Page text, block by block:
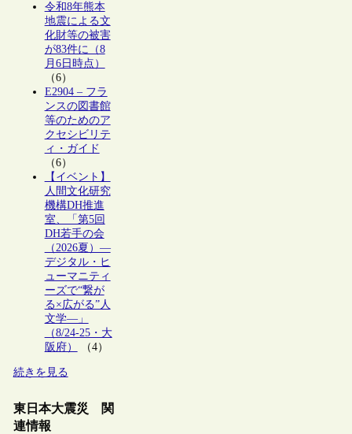
令和8年熊本
地震による文
化財等の被害
が83件に（8
月6日時点）
（6）
E2904 – フラ
ンスの図書館
等のためのア
クセシビリテ
ィ・ガイド
（6）
【イベント】
人間文化研究
機構DH推進
室、「第5回
DH若手の会
（2026夏）―
デジタル・ヒ
ューマニティ
ーズで“繋が
る×広がる”人
文学―」
（8/24-25・大
阪府）
（4）
続きを見る
東日本大震災 関
連情報